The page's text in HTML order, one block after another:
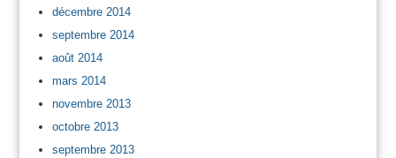
décembre 2014
septembre 2014
août 2014
mars 2014
novembre 2013
octobre 2013
septembre 2013